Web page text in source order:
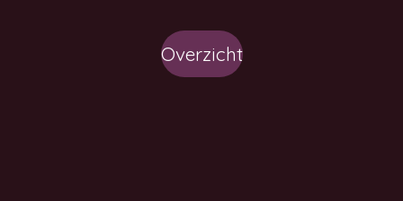
Overzicht